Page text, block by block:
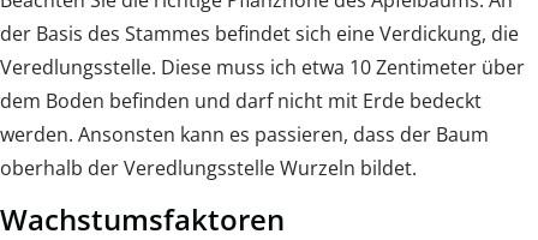
der Basis des Stammes befindet sich eine Verdickung, die
Veredlungsstelle. Diese muss ich etwa 10 Zentimeter über
dem Boden befinden und darf nicht mit Erde bedeckt
werden. Ansonsten kann es passieren, dass der Baum
oberhalb der Veredlungsstelle Wurzeln bildet.
Wachstumsfaktoren